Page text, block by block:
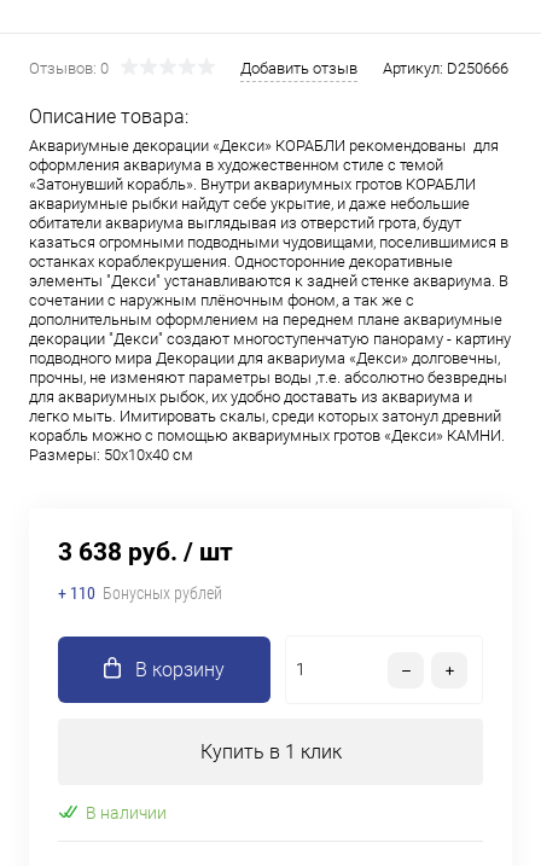
Отзывов: 0 Добавить отзыв Артикул: D250666
Описание товара:
Аквариумные декорации «Декси» КОРАБЛИ рекомендованы для
оформления аквариума в художественном стиле с темой
«Затонувший корабль». Внутри аквариумных гротов КОРАБЛИ
аквариумные рыбки найдут себе укрытие, и даже небольшие
обитатели аквариума выглядывая из отверстий грота, будут
казаться огромными подводными чудовищами, поселившимися в
останках кораблекрушения. Односторонние декоративные
элементы "Декси" устанавливаются к задней стенке аквариума. В
сочетании с наружным плёночным фоном, а так же с
дополнительным оформлением на переднем плане аквариумные
декорации "Декси" создают многоступенчатую панораму - картину
подводного мира Декорации для аквариума «Декси» долговечны,
прочны, не изменяют параметры воды ,т.е. абсолютно безвредны
для аквариумных рыбок, их удобно доставать из аквариума и
легко мыть. Имитировать скалы, среди которых затонул древний
корабль можно с помощью аквариумных гротов «Декси» КАМНИ.
Размеры: 50х10х40 см
3 638 руб. / шт
+ 110 Бонусных рублей
В корзину
Купить в 1 клик
В наличии